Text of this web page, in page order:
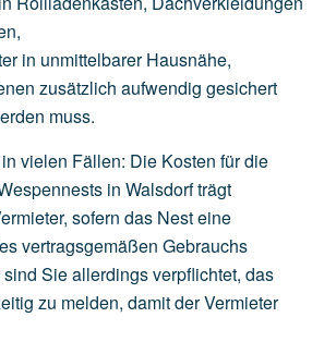
in unmittelbarer Hausnähe,
zusätzlich aufwendig gesichert
muss.
vielen Fällen: Die Kosten für die
in Walsdorf trägt
, sofern das Nest eine
vertragsgemäßen Gebrauchs
Sie allerdings verpflichtet, das
zu melden, damit der Vermieter